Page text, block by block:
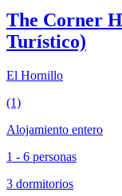
The Corner
Turístico)
El Hornillo
(1)
Alojamiento entero
1 - 6 personas
3 dormitorios